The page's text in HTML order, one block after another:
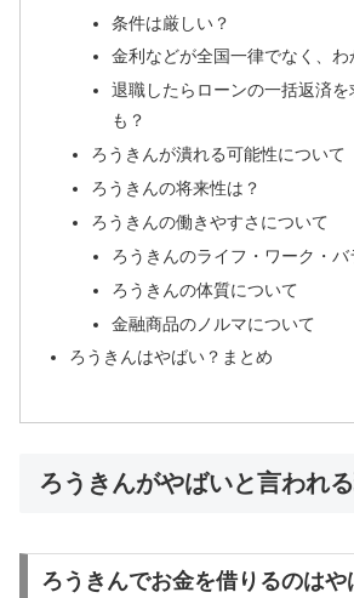
条件は厳しい？
金利などが全国一律でなく、わ
退職したらローンの一括返済を
も？
ろうきんが潰れる可能性について
ろうきんの将来性は？
ろうきんの働きやすさについて
ろうきんのライフ・ワーク・
ろうきんの体質について
金融商品のノルマについて
ろうきんはやばい？まとめ
ろうきんがやばいと言われ
ろうきんでお金を借りるのはや